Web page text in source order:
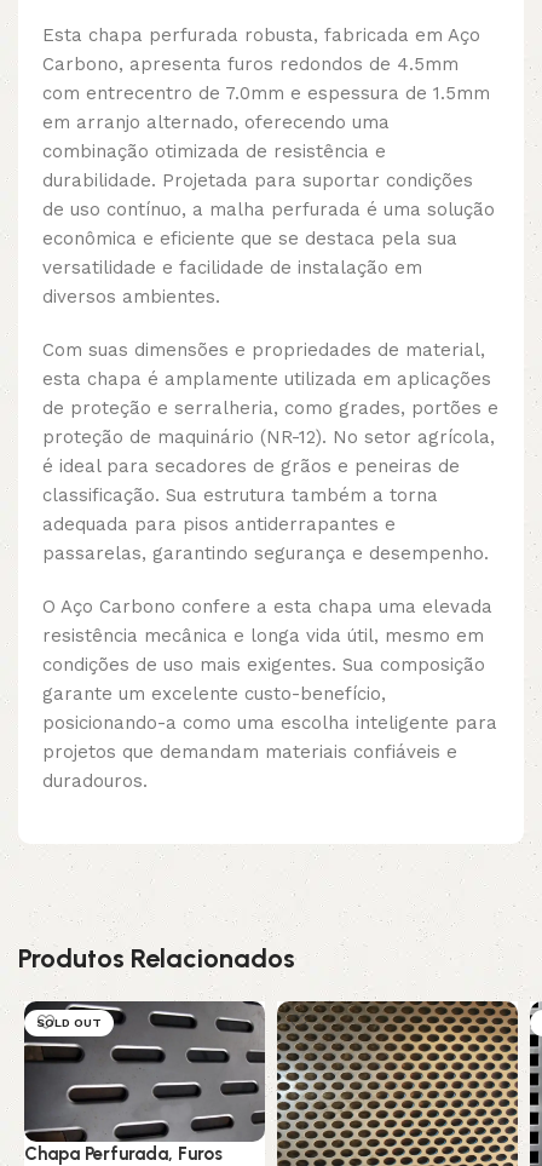
Esta chapa perfurada robusta, fabricada em Aço
Carbono, apresenta furos redondos de 4.5mm
com entrecentro de 7.0mm e espessura de 1.5mm
em arranjo alternado, oferecendo uma
combinação otimizada de resistência e
durabilidade. Projetada para suportar condições
de uso contínuo, a malha perfurada é uma solução
econômica e eficiente que se destaca pela sua
versatilidade e facilidade de instalação em
diversos ambientes.
Com suas dimensões e propriedades de material,
esta chapa é amplamente utilizada em aplicações
de proteção e serralheria, como grades, portões e
proteção de maquinário (NR-12). No setor agrícola,
é ideal para secadores de grãos e peneiras de
classificação. Sua estrutura também a torna
adequada para pisos antiderrapantes e
passarelas, garantindo segurança e desempenho.
O Aço Carbono confere a esta chapa uma elevada
resistência mecânica e longa vida útil, mesmo em
condições de uso mais exigentes. Sua composição
garante um excelente custo-benefício,
posicionando-a como uma escolha inteligente para
projetos que demandam materiais confiáveis e
duradouros.
Produtos Relacionados
SOLD OUT
Chapa Perfurada, Furos